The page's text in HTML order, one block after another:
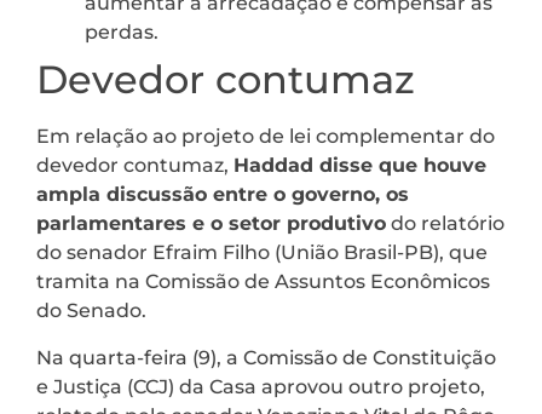
perdas.
Devedor contumaz
Em relação ao projeto de lei complementar do
devedor contumaz, Haddad disse que houve
ampla discussão entre o governo, os
parlamentares e o setor produtivo do relatório
do senador Efraim Filho (União Brasil-PB), que
tramita na Comissão de Assuntos Econômicos
do Senado.
Na quarta-feira (9), a Comissão de Constituição
e Justiça (CCJ) da Casa aprovou outro projeto,